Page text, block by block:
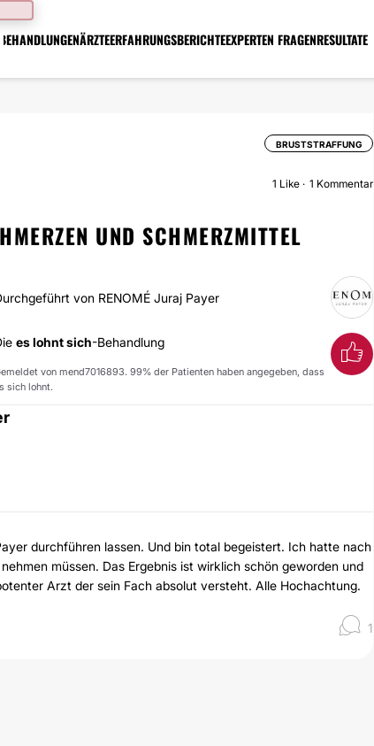
BEHANDLUNGENÄRZTEERFAHRUNGSBERICHTEEXPERTEN FRAGENRESULTATE
BRUSTSTRAFFUNG
1 Like 1 Kommentar
UND SCHMERZMITTEL
von RENOMÉ Juraj Payer
es lohnt sich-Behandlung
von mend7016893. 99% der Patienten haben angegeben, dass
sich lohnt.
durchführen lassen. Und bin total begeistert. Ich hatte nach
müssen. Das Ergebnis ist wirklich schön geworden und
Arzt der sein Fach absolut versteht. Alle Hochachtung.
1